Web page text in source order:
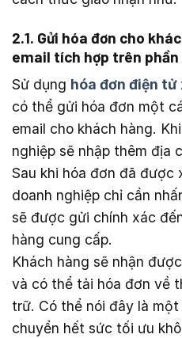
2.1. Gửi hóa đơn cho
email tích hợp trên phần
Sử dụng hóa đơn điện
có thể gửi hóa đơn một
email cho khách hàng.
nghiệp sẽ nhập thêm địa
Sau khi hóa đơn đã được
doanh nghiệp chỉ cần
sẽ được gửi chính xác
hàng cung cấp.
Khách hàng sẽ nhận
và có thể tải hóa đơn về
trữ. Có thể nói đây là
chuyển hết sức tối ưu